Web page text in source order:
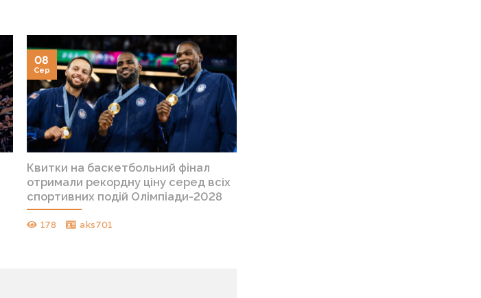
Квитки на баскетбольний фінал
отримали рекордну ціну серед всіх
спортивних подій Олімпіади-2028
178 aks701
08
Сер